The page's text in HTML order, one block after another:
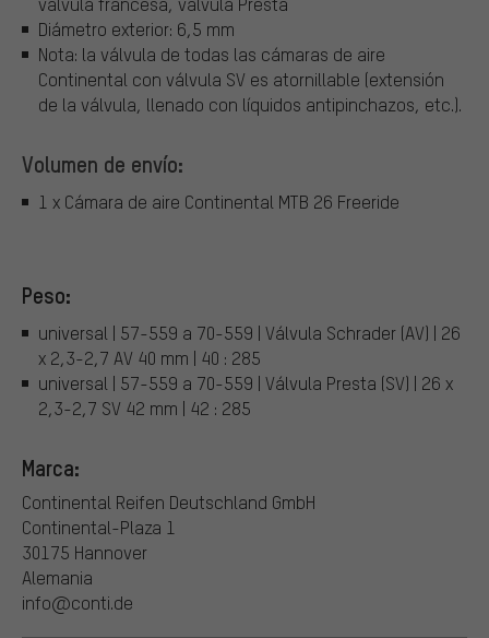
Diámetro exterior: 6,5 mm
Nota: la válvula de todas las cámaras de aire
Continental con válvula SV es atornillable (extensión
de la válvula, llenado con líquidos antipinchazos, etc.).
Volumen de envío:
1 x Cámara de aire Continental MTB 26 Freeride
Peso:
universal | 57-559 a 70-559 | Válvula Schrader (AV) | 26
x 2,3-2,7 AV 40 mm | 40 : 285
universal | 57-559 a 70-559 | Válvula Presta (SV) | 26 x
2,3-2,7 SV 42 mm | 42 : 285
Marca:
Continental Reifen Deutschland GmbH
Continental-Plaza 1
30175 Hannover
Alemania
info@conti.de